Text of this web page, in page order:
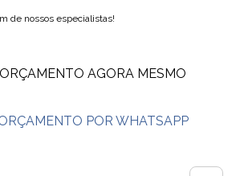
de nossos especialistas!
AGORA MESMO
POR WHATSAPP